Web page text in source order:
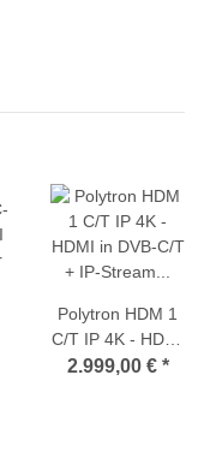
Polytron HDM 1
C/T IP 4K - HDMI
in DVB-C/T + IP-
2.999,00 € *